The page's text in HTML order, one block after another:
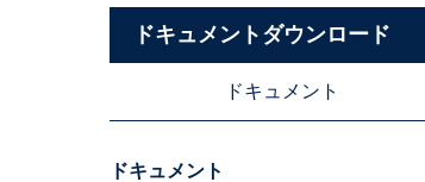
ドキュメントダウンロード
ドキュメント
ドキュメント